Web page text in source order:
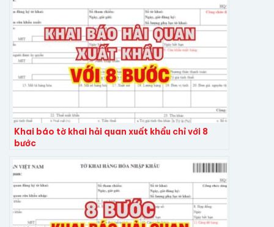
Khai báo tờ khai hải quan xuất khẩu chỉ với 8
bước